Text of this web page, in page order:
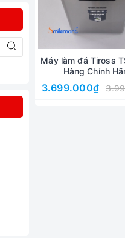
Máy làm đá Tiross
Hàng Chính
3.699.000₫